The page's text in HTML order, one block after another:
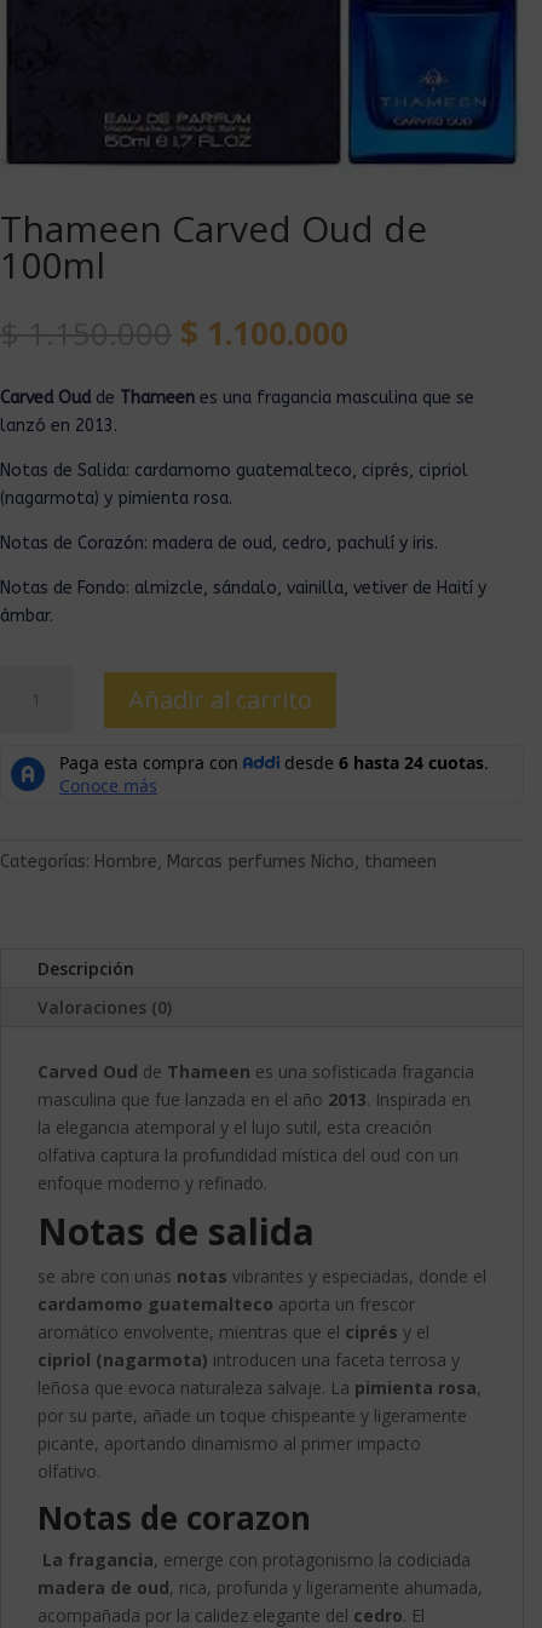
Thameen Carved Oud de
100ml
$ 1.100.000
Carved Oud de Thameen es una fragancia masculina que se
lanzó en 2013.
Notas de Salida: cardamomo guatemalteco, ciprés, cipriol
(nagarmota) y pimienta rosa.
Notas de Corazón: madera de oud, cedro, pachulí y iris.
Notas de Fondo: almizcle, sándalo, vainilla, vetiver de Haití y
ámbar.
Añadir al carrito
Categorías: Hombre, Marcas perfumes Nicho, thameen
Descripción
Valoraciones (0)
Carved Oud de Thameen es una sofisticada fragancia
masculina que fue lanzada en el año 2013. Inspirada en
la elegancia atemporal y el lujo sutil, esta creación
olfativa captura la profundidad mística del oud con un
enfoque moderno y refinado.
Notas de salida
se abre con unas notas vibrantes y especiadas, donde el
cardamomo guatemalteco aporta un frescor
aromático envolvente, mientras que el ciprés y el
cipriol (nagarmota) introducen una faceta terrosa y
leñosa que evoca naturaleza salvaje. La pimienta rosa,
por su parte, añade un toque chispeante y ligeramente
picante, aportando dinamismo al primer impacto
olfativo.
Notas de corazon
La fragancia, emerge con protagonismo la codiciada
madera de oud, rica, profunda y ligeramente ahumada,
acompañada por la calidez elegante del cedro. El